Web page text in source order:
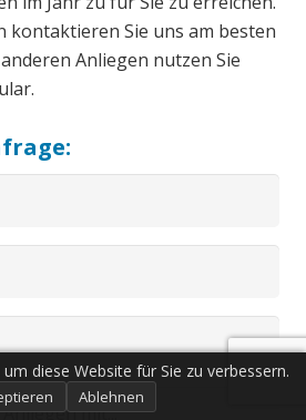
Sie uns am besten
Anliegen nutzen Sie
diese Website für Sie zu verbessern.
Ablehnen